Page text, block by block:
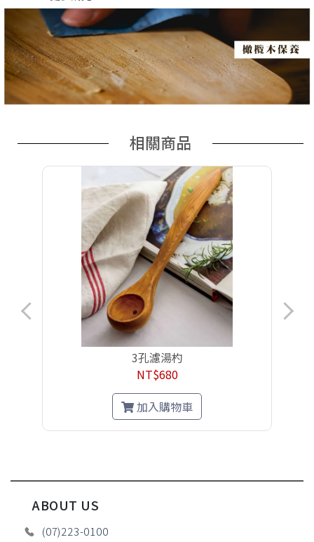
相關商品
3孔濾湯杓
NT$680
加入購物車
ABOUT US
(07)223-0100